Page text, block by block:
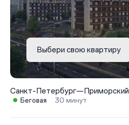
Выбери свою квартиру
Санкт-Петербург—Приморский
Беговая 30 минут